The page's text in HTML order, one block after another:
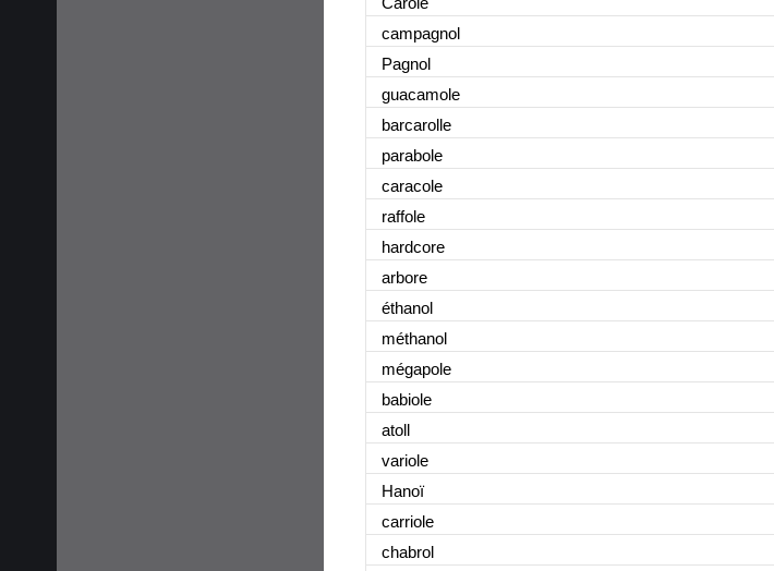
campagnol
Pagnol
guacamole
barcarolle
parabole
caracole
raffole
hardcore
arbore
éthanol
méthanol
mégapole
babiole
atoll
variole
Hanoï
carriole
chabrol